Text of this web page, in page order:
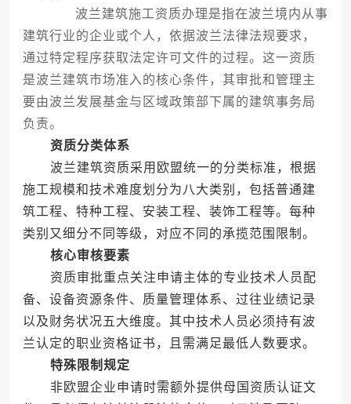
波兰建筑施工资质办理是指在波兰境内从事
建筑行业的企业或个人，依据波兰法律法规要求，
通过特定程序获取法定许可文件的过程。这一资质
是波兰建筑市场准入的核心条件，其审批和管理主
要由波兰发展基金与区域政策部下属的建筑事务局
负责。
资质分类体系
波兰建筑资质采用欧盟统一的分类标准，根据
施工规模和技术难度划分为八大类别，包括普通建
筑工程、特种工程、安装工程、装饰工程等。每种
类别又细分不同等级，对应不同的承揽范围限制。
核心审核要素
资质审批重点关注申请主体的专业技术人员配
备、设备资源条件、质量管理体系、过往业绩记录
以及财务状况五大维度。其中技术人员必须持有波
兰认定的职业资格证书，且需满足最低人数要求。
特殊限制规定
非欧盟企业申请时需额外提供母国资质认证文